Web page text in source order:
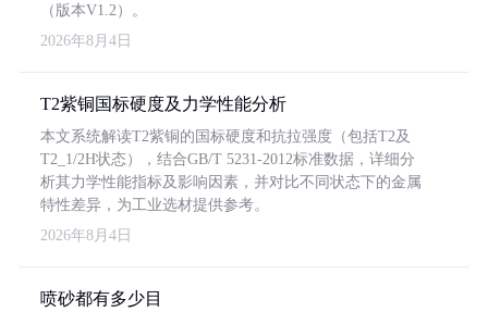
（版本V1.2）。
2026年8月4日
T2紫铜国标硬度及力学性能分析
本文系统解读T2紫铜的国标硬度和抗拉强度（包括T2及
T2_1/2H状态），结合GB/T 5231-2012标准数据，详细分
析其力学性能指标及影响因素，并对比不同状态下的金属
特性差异，为工业选材提供参考。
2026年8月4日
喷砂都有多少目